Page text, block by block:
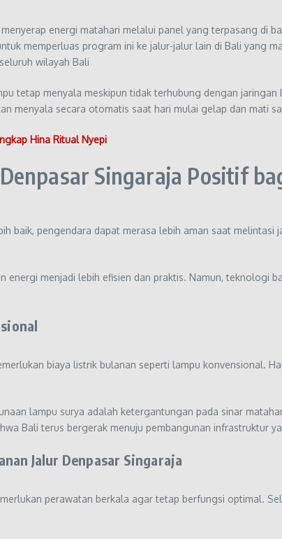
energi matahari melalui panel yang terpasang di
memperluas program ini ke jalur-jalur lain di Bali yang
wilayah Bali
tetap menyala meskipun tidak terhubung dengan
menyala secara otomatis saat hari mulai gelap dan mati
Hina Ritual Nyepi
Singaraja Positif
baik, pengendara dapat merasa lebih aman saat
energi menjadi lebih efisien dan praktis. Namun, teknologi
biaya listrik bulanan seperti lampu konvensional.
lampu surya adalah ketergantungan pada sinar
Bali terus bergerak menuju pembangunan infrastruktur
Jalur Denpasar Singaraja
perawatan berkala agar tetap berfungsi optimal.